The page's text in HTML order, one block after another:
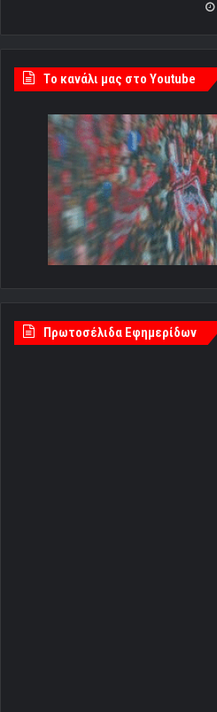
Tο κανάλι μας στο Youtube
Πρωτοσέλιδα Εφημερίδων